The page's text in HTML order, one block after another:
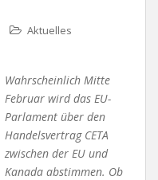
Aktuelles
Wahrscheinlich Mitte
Februar wird das EU-
Parlament über den
Handelsvertrag CETA
zwischen der EU und
Kanada abstimmen. Ob